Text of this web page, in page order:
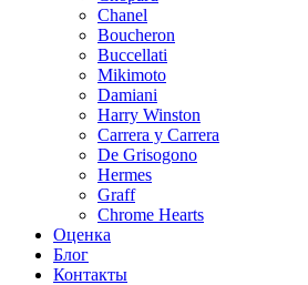
Chanel
Boucheron
Buccellati
Mikimoto
Damiani
Harry Winston
Carrera y Carrera
De Grisogono
Hermes
Graff
Chrome Hearts
Оценка
Блог
Контакты